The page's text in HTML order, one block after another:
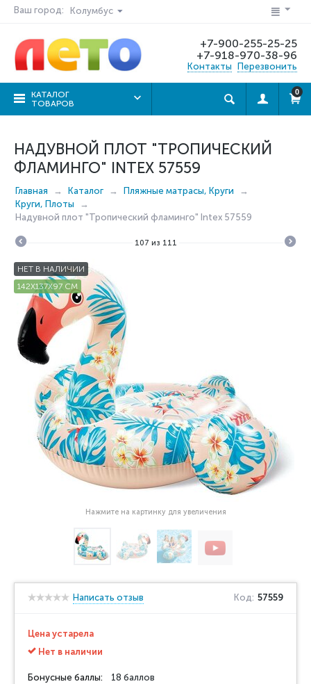
Ваш город: Колумбус
+7-900-255-25-25
+7-918-970-38-96
Контакты Перезвонить
КАТАЛОГ
ТОВАРОВ
0
НАДУВНОЙ ПЛОТ "ТРОПИЧЕСКИЙ
ФЛАМИНГО" INTEX 57559
Главная Каталог
Пляжные матрасы, Круги
Круги, Плоты
Надувной плот "Тропический фламинго" Intex 57559
107 из 111
НЕТ В НАЛИЧИИ
142X137X97 СМ
Нажмите на картинку для увеличения
Написать отзыв Код: 57559
Цена устарела
Нет в наличии
Бонусные баллы: 18 баллов